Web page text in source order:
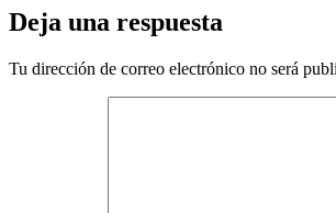
Deja una respuesta
Tu dirección de correo electrónico no será